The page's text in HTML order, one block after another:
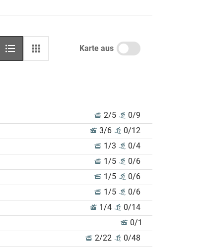
Karte aus
2/5 0/9
3/6 0/12
1/3 0/4
1/5 0/6
1/5 0/6
1/5 0/6
1/4 0/14
0/1
2/22 0/48